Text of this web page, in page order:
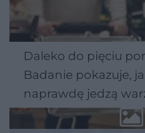
Daleko do pięciu
Badanie pokazuje,
naprawdę jedzą